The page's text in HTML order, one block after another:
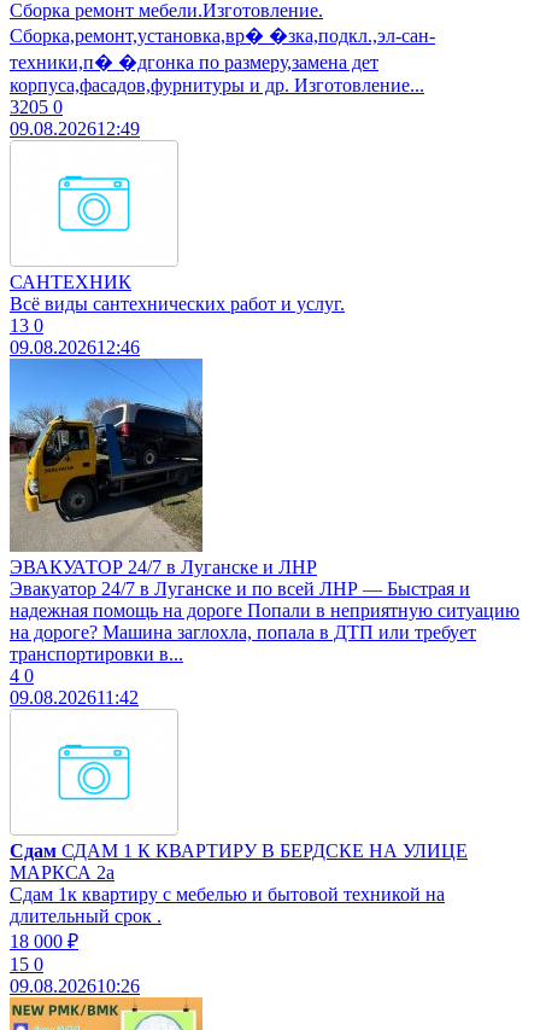
Сборка ремонт мебели.Изготовление.
Сборка,ремонт,установка,вр� �зка,подкл.,эл-сан-
техники,п� �дгонка по размеру,замена дет
корпуса,фасадов,фурнитуры и др. Изготовление...
3205 0
09.08.202612:49
САНТЕХНИК
Всё виды сантехнических работ и услуг.
13 0
09.08.202612:46
ЭВАКУАТОР 24/7 в Луганске и ЛНР
Эвакуатор 24/7 в Луганске и по всей ЛНР — Быстрая и
надежная помощь на дороге Попали в неприятную ситуацию
на дороге? Машина заглохла, попала в ДТП или требует
транспортировки в...
4 0
09.08.202611:42
Сдам СДАМ 1 К КВАРТИРУ В БЕРДСКЕ НА УЛИЦЕ
МАРКСА 2а
Сдам 1к квартиру с мебелью и бытовой техникой на
длительный срок .
18 000 ₽
15 0
09.08.202610:26